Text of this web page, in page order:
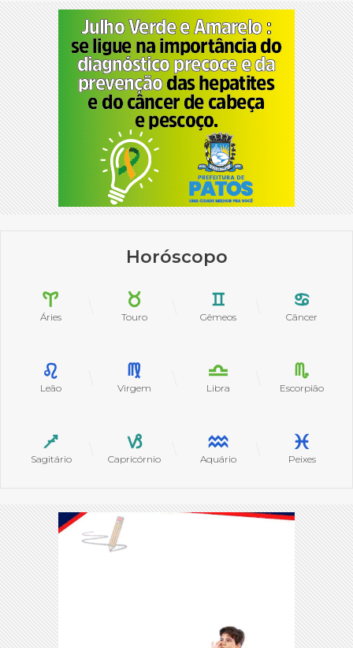
Horóscopo
Áries Touro Gêmeos Câncer
Leão Virgem Libra Escorpião
Sagitário Capricórnio Aquário Peixes